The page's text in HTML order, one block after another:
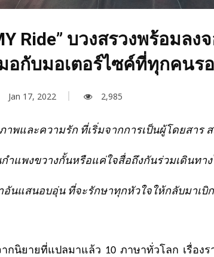
Ride” บวงสรวงพร้อมลง
กับมอเตอร์ไซค์ที่ทุกคนร
Jan 17, 2022 2,985
าพและความรัก ที่เริ่มจากการเป็นผู้โดยสาร
กำแพงขวางกั้นหรือแค่ใจสื่อถึงกันร่วมเดินท
อันแสนอบอุ่น ที่จะรักษาทุกหัวใจให้กลับมาเบิ
จากนิยายที่แปลมาแล้ว 10 ภาษาทั่วโลก เรื่อ